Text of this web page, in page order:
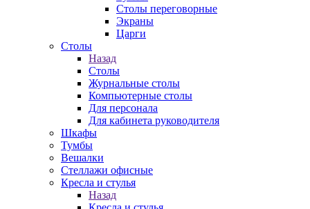
Столы переговорные
Экраны
Царги
Столы
Назад
Столы
Журнальные столы
Компьютерные столы
Для персонала
Для кабинета руководителя
Шкафы
Тумбы
Вешалки
Стеллажи офисные
Кресла и стулья
Назад